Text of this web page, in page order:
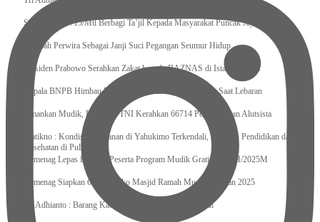
Satgas Yonif 715/Mtl Berbagi Ta’jil Kepada Masyarakat Puncak Jaya
Sumpah Perwira Sebagai Janji Suci Pegangan Seumur Hidup
Presiden Prabowo Serahkan Zakat kepada BAZNAS di Istana Negara
Kepala BNPB Himbau Pemda Waspada Potensi Bencana Saat Lebaran
Amankan Mudik, Panglima TNI Kerahkan 66714 Personel Dan Alutsista
Pratikno : Kondisi Keamanan di Yahukimo Terkendali, Layanan Pendidikan dan
Kesehatan di Pulihkan
Kemenag Lepas Ratusan Peserta Program Mudik Gratis 1446 H/2025M
Kemenag Siapkan 6.180 Posko Masjid Ramah Mudik Lebaran 2025
Tri Adhianto : Barang Kadaluarsa Segera di Kembalikan